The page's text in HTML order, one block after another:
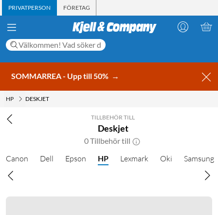
PRIVATPERSON FÖRETAG
SOMMARREA - Upp till 50% →
HP DESKJET
TILLBEHÖR TILL
Deskjet
0 Tillbehör till
Canon Dell Epson HP Lexmark Oki Samsung